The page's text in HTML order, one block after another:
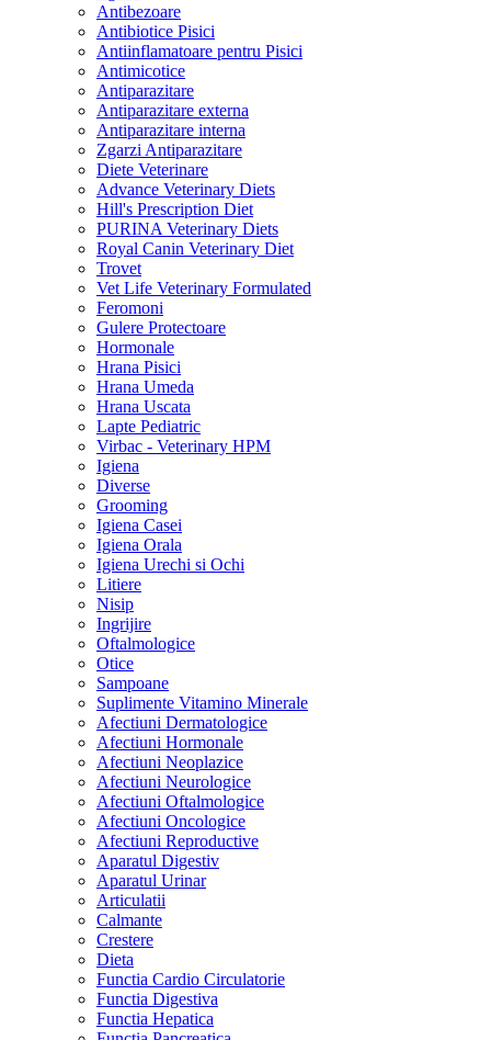
Antibezoare
Antibiotice Pisici
Antiinflamatoare pentru Pisici
Antimicotice
Antiparazitare
Antiparazitare externa
Antiparazitare interna
Zgarzi Antiparazitare
Diete Veterinare
Advance Veterinary Diets
Hill's Prescription Diet
PURINA Veterinary Diets
Royal Canin Veterinary Diet
Trovet
Vet Life Veterinary Formulated
Feromoni
Gulere Protectoare
Hormonale
Hrana Pisici
Hrana Umeda
Hrana Uscata
Lapte Pediatric
Virbac - Veterinary HPM
Igiena
Diverse
Grooming
Igiena Casei
Igiena Orala
Igiena Urechi si Ochi
Litiere
Nisip
Ingrijire
Oftalmologice
Otice
Sampoane
Suplimente Vitamino Minerale
Afectiuni Dermatologice
Afectiuni Hormonale
Afectiuni Neoplazice
Afectiuni Neurologice
Afectiuni Oftalmologice
Afectiuni Oncologice
Afectiuni Reproductive
Aparatul Digestiv
Aparatul Urinar
Articulatii
Calmante
Crestere
Dieta
Functia Cardio Circulatorie
Functia Digestiva
Functia Hepatica